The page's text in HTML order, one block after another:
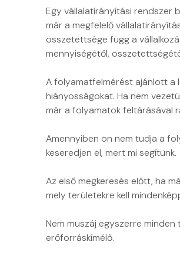
Egy vállalatirányítási rendszer
már a megfelelő
összetettsége függ a
mennyiségétől,
A folyamatfelmérést ajánlott a
hiányosságokat. Ha nem
már a folyamatok feltárásával
Amennyiben ön nem tudja a
keseredjen el, mert mi segítünk.
Az első megkeresés előtt, ha
mely területekre kell
Nem muszáj egyszerre
erőforráskímélő.